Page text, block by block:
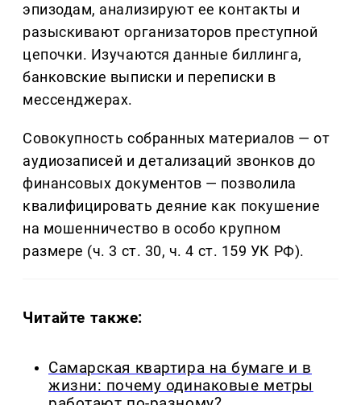
эпизодам, анализируют ее контакты и
разыскивают организаторов преступной
цепочки. Изучаются данные биллинга,
банковские выписки и переписки в
мессенджерах.
Совокупность собранных материалов — от
аудиозаписей и детализаций звонков до
финансовых документов — позволила
квалифицировать деяние как покушение
на мошенничество в особо крупном
размере (ч. 3 ст. 30, ч. 4 ст. 159 УК РФ).
Читайте также:
Самарская квартира на бумаге и в
жизни: почему одинаковые метры